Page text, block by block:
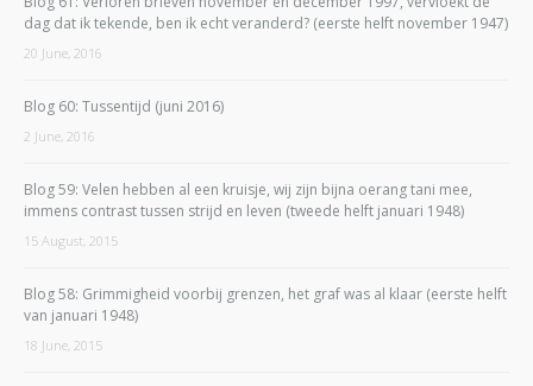
dag dat ik tekende, ben ik echt veranderd? (eerste helft november 1947)
20 June, 2016
Blog 60: Tussentijd (juni 2016)
2 June, 2016
Blog 59: Velen hebben al een kruisje, wij zijn bijna oerang tani mee,
immens contrast tussen strijd en leven (tweede helft januari 1948)
15 August, 2015
Blog 58: Grimmigheid voorbij grenzen, het graf was al klaar (eerste helft
van januari 1948)
18 June, 2015